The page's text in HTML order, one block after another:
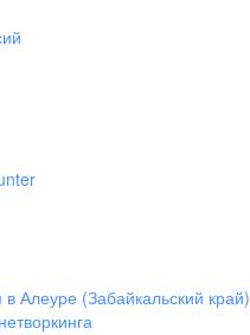
Алеуре (Забайкальский край)